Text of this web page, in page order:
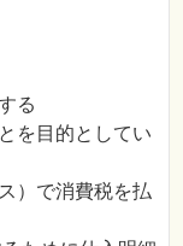
る
を目的としてい
）で消費税を払